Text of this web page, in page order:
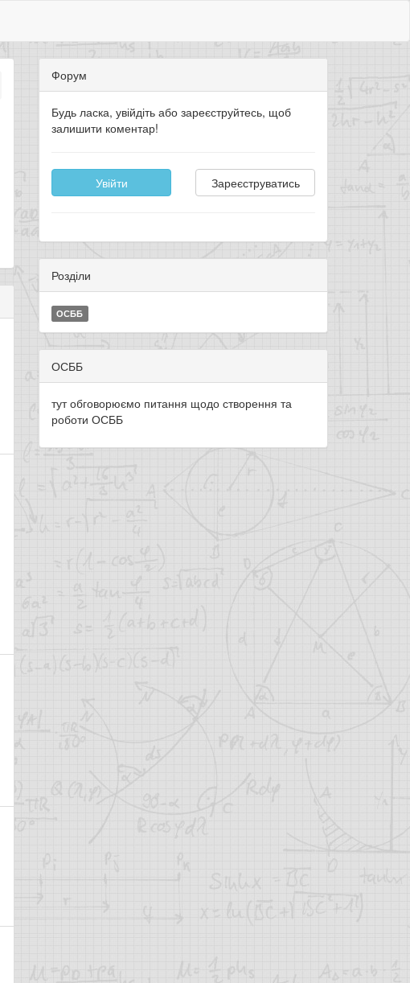
Форум
Будь ласка, увійдіть або зареєструйтесь, щоб
залишити коментар!
Увійти Зареєструватись
Розділи
ОСББ
ОСББ
тут обговорюємо питання щодо створення та
роботи ОСББ